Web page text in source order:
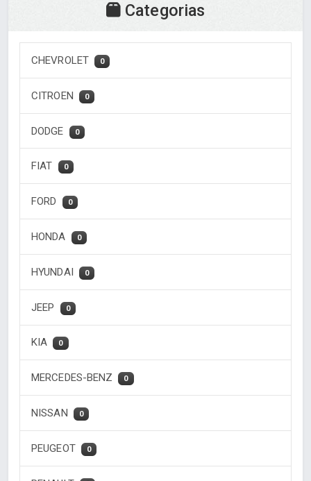
Categorias
CHEVROLET 0
CITROEN 0
DODGE 0
FIAT 0
FORD 0
HONDA 0
HYUNDAI 0
JEEP 0
KIA 0
MERCEDES-BENZ 0
NISSAN 0
PEUGEOT 0